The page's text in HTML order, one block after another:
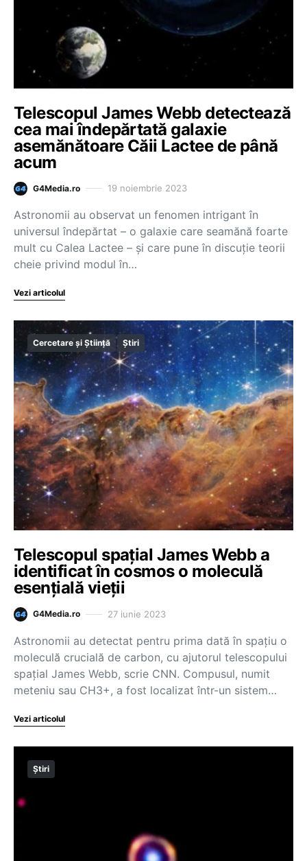
Telescopul James Webb detectează
cea mai îndepărtată galaxie
asemănătoare Căii Lactee de până
acum
G4Media.ro 19 noiembrie 2023
Astronomii au observat un fenomen intrigant în
universul îndepărtat – o galaxie care seamănă foarte
mult cu Calea Lactee – și care pune în discuție teorii
cheie privind modul în…
Vezi articolul
Cercetare și Știință Știri
Telescopul spațial James Webb a
identificat în cosmos o moleculă
esențială vieții
G4Media.ro 27 iunie 2023
Astronomii au detectat pentru prima dată în spațiu o
moleculă crucială de carbon, cu ajutorul telescopului
spațial James Webb, scrie CNN. Compusul, numit
meteniu sau CH3+, a fost localizat într-un sistem…
Vezi articolul
Știri